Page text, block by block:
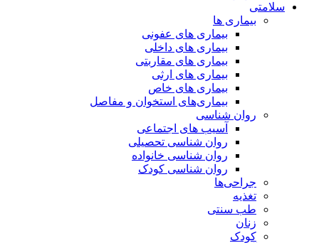
سلامتی
بیماری ها
بیماری های عفونی
بیماری های داخلی
بیماری های مقاربتی
بیماری های ارثی
بیماری های خاص
بیماری‌های استخوان و مفاصل
روان شناسی
آسیب های اجتماعی
روان شناسی تحصیلی
روان شناسی خانواده
روان شناسی کودک
جراحی‌ها
تغذیه
طب سنتی
زنان
کودک